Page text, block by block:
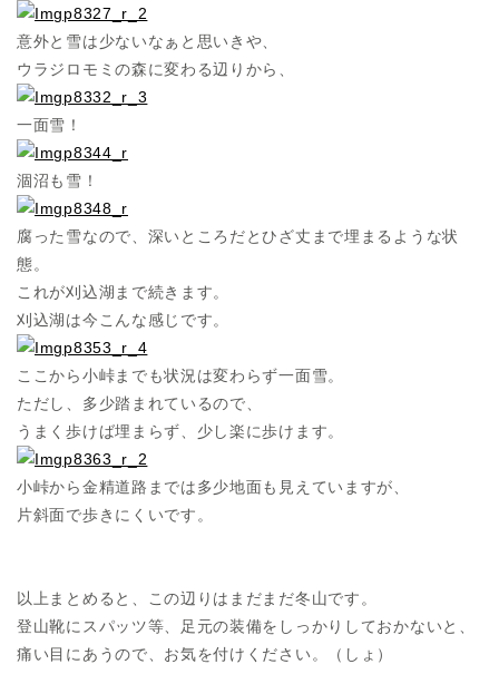
意外と雪は少ないなぁと思いきや、
ウラジロモミの森に変わる辺りから、
一面雪！
涸沼も雪！
腐った雪なので、深いところだとひざ丈まで埋まるような状
態。
これが刈込湖まで続きます。
刈込湖は今こんな感じです。
ここから小峠までも状況は変わらず一面雪。
ただし、多少踏まれているので、
うまく歩けば埋まらず、少し楽に歩けます。
小峠から金精道路までは多少地面も見えていますが、
片斜面で歩きにくいです。
以上まとめると、この辺りはまだまだ冬山です。
登山靴にスパッツ等、足元の装備をしっかりしておかないと、
痛い目にあうので、お気を付けください。（しょ）